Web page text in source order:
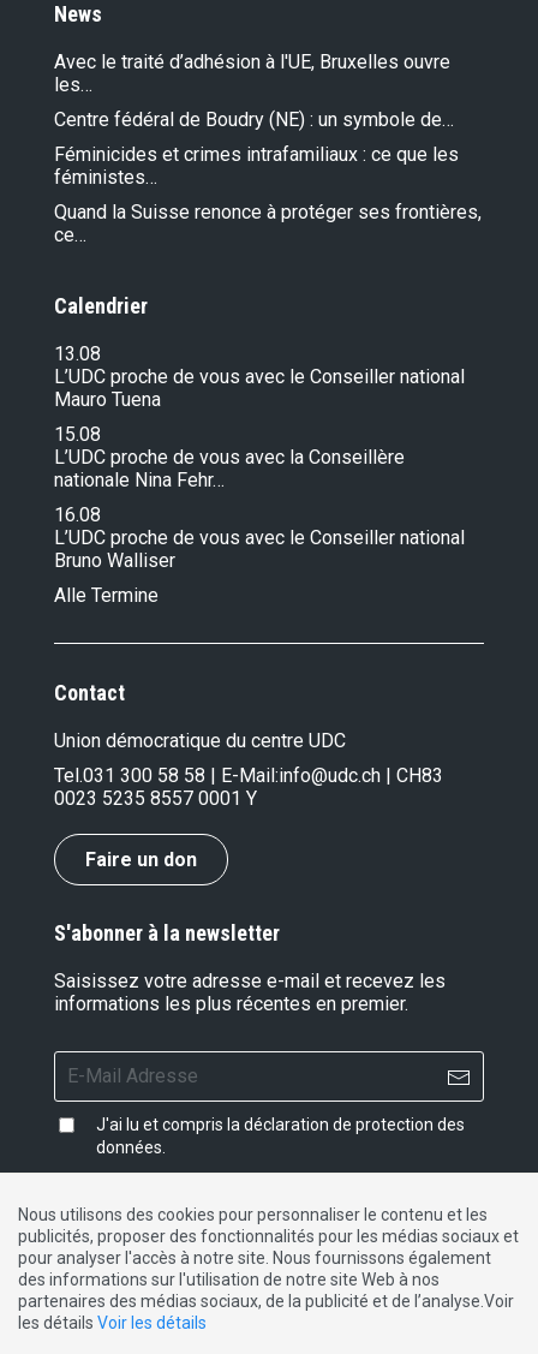
News
Avec le traité d’adhésion à l'UE, Bruxelles ouvre
les…
Centre fédéral de Boudry (NE) : un symbole de…
Féminicides et crimes intrafamiliaux : ce que les
féministes…
Quand la Suisse renonce à protéger ses frontières,
ce…
Calendrier
13.08
L’UDC proche de vous avec le Conseiller national
Mauro Tuena
15.08
L’UDC proche de vous avec la Conseillère
nationale Nina Fehr…
16.08
L’UDC proche de vous avec le Conseiller national
Bruno Walliser
Alle Termine
Contact
Union démocratique du centre UDC
Tel.031 300 58 58 | E-Mail:info@udc.ch | CH83
0023 5235 8557 0001 Y
Faire un don
S'abonner à la newsletter
Saisissez votre adresse e-mail et recevez les
informations les plus récentes en premier.
J'ai lu et compris la déclaration de protection des
données
Impressum| Protection des données|Contact
DE FR IT
Nous utilisons des cookies pour personnaliser le contenu et les
publicités, proposer des fonctionnalités pour les médias sociaux et
pour analyser l'accès à notre site. Nous fournissons également
des informations sur l'utilisation de notre site Web à nos
partenaires des médias sociaux, de la publicité et de l’analyse.Voir
les détails Voir les détails